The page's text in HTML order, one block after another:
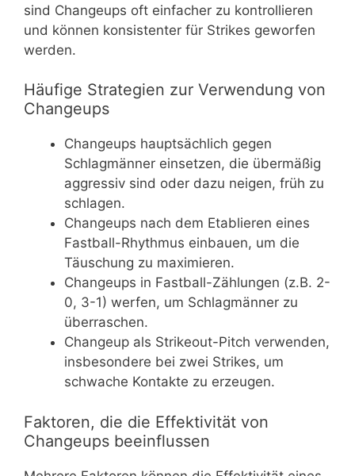
sind Changeups oft einfacher zu kontrollieren
und können konsistenter für Strikes geworfen
werden.
Häufige Strategien zur Verwendung von
Changeups
Changeups hauptsächlich gegen
Schlagmänner einsetzen, die übermäßig
aggressiv sind oder dazu neigen, früh zu
schlagen.
Changeups nach dem Etablieren eines
Fastball-Rhythmus einbauen, um die
Täuschung zu maximieren.
Changeups in Fastball-Zählungen (z.B. 2-
0, 3-1) werfen, um Schlagmänner zu
überraschen.
Changeup als Strikeout-Pitch verwenden,
insbesondere bei zwei Strikes, um
schwache Kontakte zu erzeugen.
Faktoren, die die Effektivität von
Changeups beeinflussen